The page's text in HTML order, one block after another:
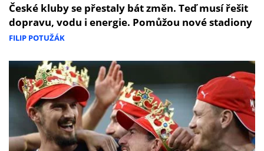
České kluby se přestaly bát změn. Teď musí řešit
dopravu, vodu i energie. Pomůžou nové stadiony
FILIP POTUŽÁK